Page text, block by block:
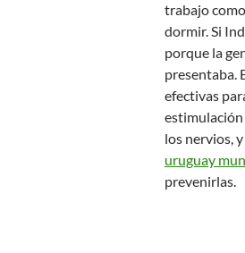
trabajo
dormir. Si
porque la
presentaba.
efectivas
los nervios,
uruguay
prevenirlas.